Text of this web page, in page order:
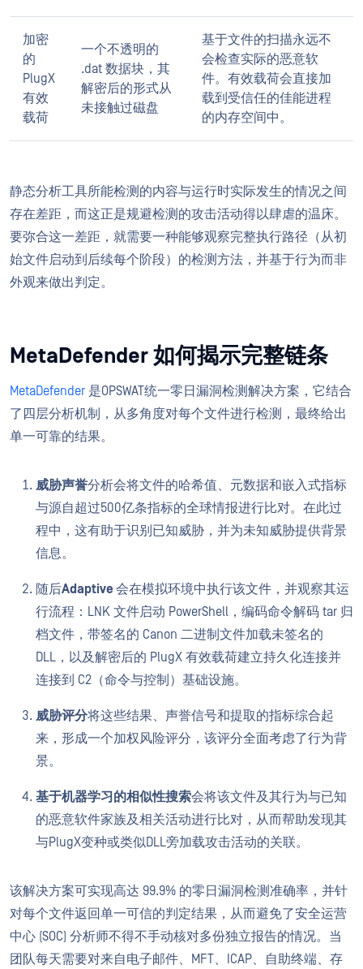
加密
的
PlugX
有效
载荷
一个不透明的
.dat 数据块，其
解密后的形式从
未接触过磁盘
基于文件的扫描永远不
会检查实际的恶意软
件。有效载荷会直接加
载到受信任的佳能进程
的内存空间中。
静态分析工具所能检测的内容与运行时实际发生的情况之间
存在差距，而这正是规避检测的攻击活动得以肆虐的温床。
要弥合这一差距，就需要一种能够观察完整执行路径（从初
始文件启动到后续每个阶段）的检测方法，并基于行为而非
外观来做出判定。
MetaDefender 如何揭示完整链条
MetaDefender 是OPSWAT统一零日漏洞检测解决方案，它结合
了四层分析机制，从多角度对每个文件进行检测，最终给出
单一可靠的结果。
威胁声誉分析会将文件的哈希值、元数据和嵌入式指标
与源自超过500亿条指标的全球情报进行比对。在此过
程中，这有助于识别已知威胁，并为未知威胁提供背景
信息。
随后Adaptive 会在模拟环境中执行该文件，并观察其运
行流程：LNK 文件启动 PowerShell，编码命令解码 tar 归
档文件，带签名的 Canon 二进制文件加载未签名的
DLL，以及解密后的 PlugX 有效载荷建立持久化连接并
连接到 C2（命令与控制）基础设施。
威胁评分将这些结果、声誉信号和提取的指标综合起
来，形成一个加权风险评分，该评分全面考虑了行为背
景。
基于机器学习的相似性搜索会将该文件及其行为与已知
的恶意软件家族及相关活动进行比对，从而帮助发现其
与PlugX变种或类似DLL旁加载攻击活动的关联。
该解决方案可实现高达 99.9% 的零日漏洞检测准确率，并针
对每个文件返回单一可信的判定结果，从而避免了安全运营
中心 (SOC) 分析师不得不手动核对多份独立报告的情况。当
团队每天需要对来自电子邮件、MFT、ICAP、自助终端、存